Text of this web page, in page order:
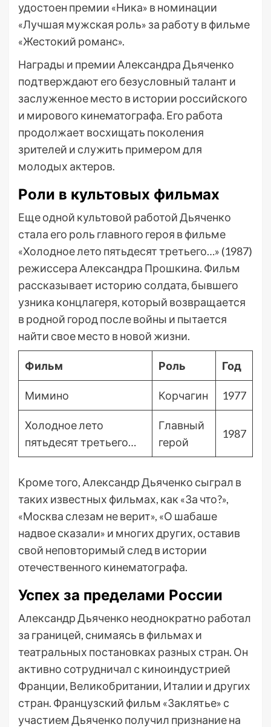
удостоен премии «Ника» в номинации
«Лучшая мужская роль» за работу в фильме
«Жестокий романс».
Награды и премии Александра Дьяченко
подтверждают его безусловный талант и
заслуженное место в истории российского
и мирового кинематографа. Его работа
продолжает восхищать поколения
зрителей и служить примером для
молодых актеров.
Роли в культовых фильмах
Еще одной культовой работой Дьяченко
стала его роль главного героя в фильме
«Холодное лето пятьдесят третьего…» (1987)
режиссера Александра Прошкина. Фильм
рассказывает историю солдата, бывшего
узника концлагеря, который возвращается
в родной город после войны и пытается
найти свое место в новой жизни.
Фильм Роль Год
Мимино Корчагин 1977
Холодное лето
пятьдесят третьего…
Главный
герой
1987
Кроме того, Александр Дьяченко сыграл в
таких известных фильмах, как «За что?»,
«Москва слезам не верит», «О шабаше
надвое сказали» и многих других, оставив
свой неповторимый след в истории
отечественного кинематографа.
Успех за пределами России
Александр Дьяченко неоднократно работал
за границей, снимаясь в фильмах и
театральных постановках разных стран. Он
активно сотрудничал с киноиндустрией
Франции, Великобритании, Италии и других
стран. Французский фильм «Заклятье» с
участием Дьяченко получил признание на